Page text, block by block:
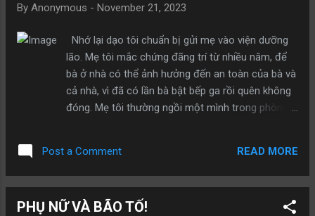
danh thuở nọ... Có thể vị khách độc hành không
hề biết đến ơn cứu mạng ấy, và người qua đường
cũng đã quên từ lâu, nhưng sự tình này đều ghi
dấu trong Trời Đất. Lại cũng có chuyện như thế
này: Một hôm, người chồng trở về nhà. Lúc đó trời
đã khuya lắm rồi, nhưng chiếc đèn bên hiên nhà
vẫn sáng rực, chiếu rọi một đoạn đường phía
định bụng vào trong nhà tắt đèn, nhưng không
By Anonymous - November 21, 2023
Nhớ lại dạo tôi chuẩn bị gửi mẹ vào viện dưỡng
lão. Mẹ tôi mắc chứng đãng trí từ nhiều năm, để
bà ở nhà có thể ảnh hưởng đến an toàn của bà và
cả nhà, vì đã có lần bà bật bếp ga rồi quên không
đóng. Mẹ tôi thường ngồi một mình trong phòng
cười. Đôi khi tôi hỏi mẹ đang nói gì vậy thì bà trả
lời: “Mẹ có nói gì đâu!” Vợ tôi thường phàn nàn:
đêm, vợ tôi thức dậy đi vệ sinh, bất chợt nhìn thấy
Post a Comment READ MORE
PHỤ NỮ VÀ BÃO TỐ!